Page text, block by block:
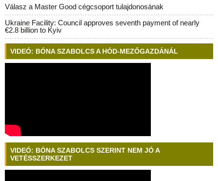
Válasz a Master Good cégcsoport tulajdonosának
Ukraine Facility: Council approves seventh payment of nearly
€2.8 billion to Kyiv
VIDEÓ: BÓNA SZABOLCS A HÓD-MEZŐGAZDÁNÁL
VIDEÓ: BÓNA SZABOLCS SZERINT NEM JÓ A
VETÉSSZERKEZET